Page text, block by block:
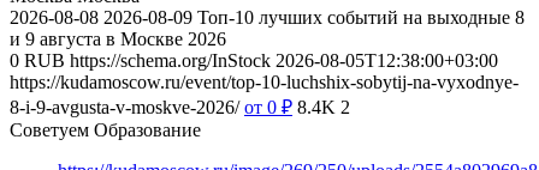
2026-08-08 2026-08-09 Топ-10 лучших событий на выходные 8
и 9 августа в Москве 2026
0 RUB https://schema.org/InStock 2026-08-05T12:38:00+03:00
https://kudamoscow.ru/event/top-10-luchshix-sobytij-na-vyxodnye-
8-i-9-avgusta-v-moskve-2026/ от 0 ₽ 8.4K 2
Советуем Образование